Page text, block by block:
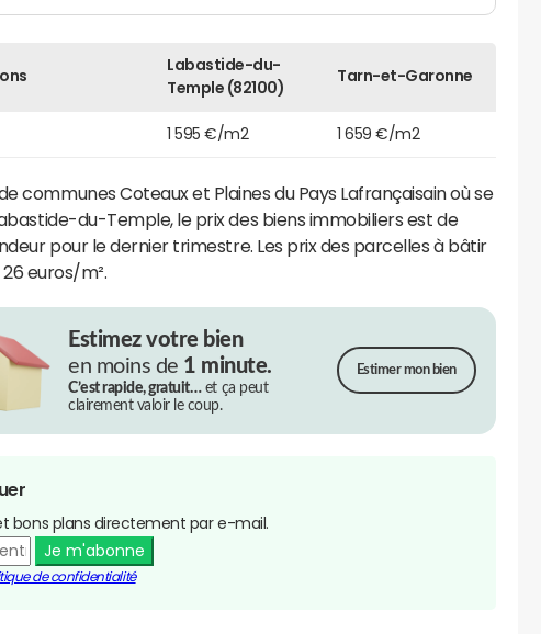
Labastide-du-
Temple (82100)
Tarn-et-Garonne
1 595 €/m2 1 659 €/m2
communes Coteaux et Plaines du Pays Lafrançaisain où se
du-Temple, le prix des biens immobiliers est de
pour le dernier trimestre. Les prix des parcelles à bâtir
euros/m².
Estimez votre bien
en moins de 1 minute.
C’est rapide, gratuit…et ça peut
clairement valoir le coup.
Estimer mon bien
bons plans directement par e-mail.
Je m'abonne
de confidentialité